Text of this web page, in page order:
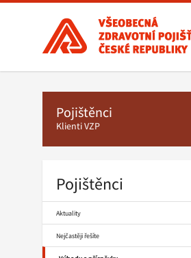
Všeobecná
zdravotní
pojišťovna
ČR,
hlavní
stránka
Pojištěnci
Klienti VZP
Pojištěnci
Aktuality
Nejčastěji řešíte